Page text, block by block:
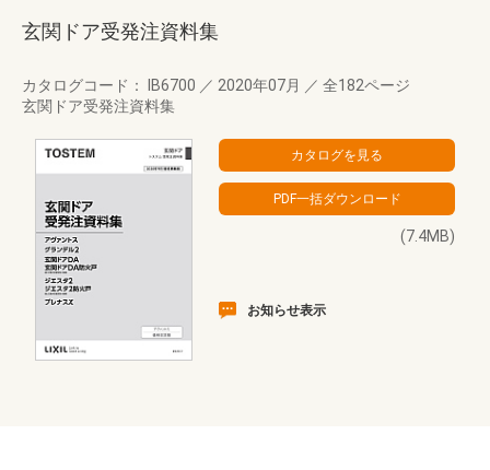
玄関ドア受発注資料集
カタログコード： IB6700 ／ 2020年07月 ／ 全182ページ
玄関ドア受発注資料集
(7.4MB)
お知らせ表示